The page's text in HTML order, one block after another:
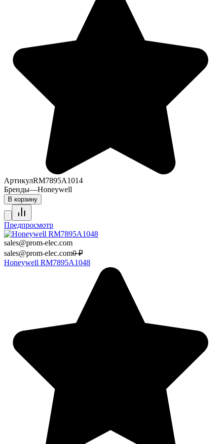
АртикулRM7895A1014
Бренды—Honeywell
В корзину
Предпросмотр
sales@prom-elec.com
sales@prom-elec.com0 ₽
Honeywell RM7895A1048